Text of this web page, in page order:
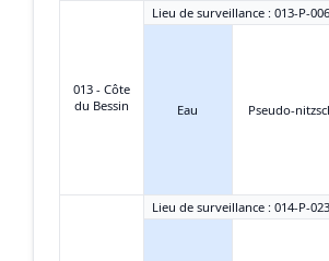
013 - Côte
du Bessin
Lieu de surveillance : 013-P-
Eau Pseudo-
Lieu de surveillance : 014-P-